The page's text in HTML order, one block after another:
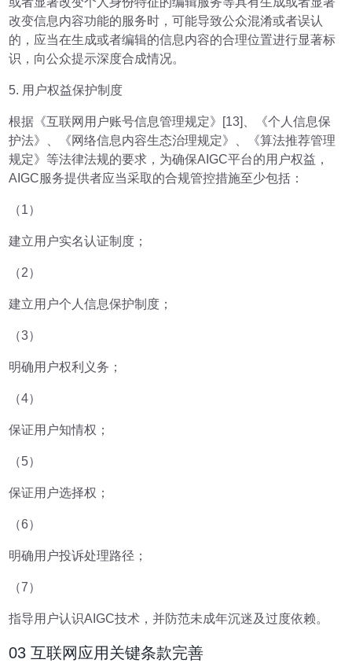
改变信息内容功能的服务时，可能导致公众混淆或者误认
的，应当在生成或者编辑的信息内容的合理位置进行显著标
识，向公众提示深度合成情况。
5. 用户权益保护制度
根据《互联网用户账号信息管理规定》[13]、《个人信息保
护法》、《网络信息内容生态治理规定》、《算法推荐管理
规定》等法律法规的要求，为确保AIGC平台的用户权益，
AIGC服务提供者应当采取的合规管控措施至少包括：
（1）
建立用户实名认证制度；
（2）
建立用户个人信息保护制度；
（3）
明确用户权利义务；
（4）
保证用户知情权；
（5）
保证用户选择权；
（6）
明确用户投诉处理路径；
（7）
指导用户认识AIGC技术，并防范未成年沉迷及过度依赖。
03 互联网应用关键条款完善